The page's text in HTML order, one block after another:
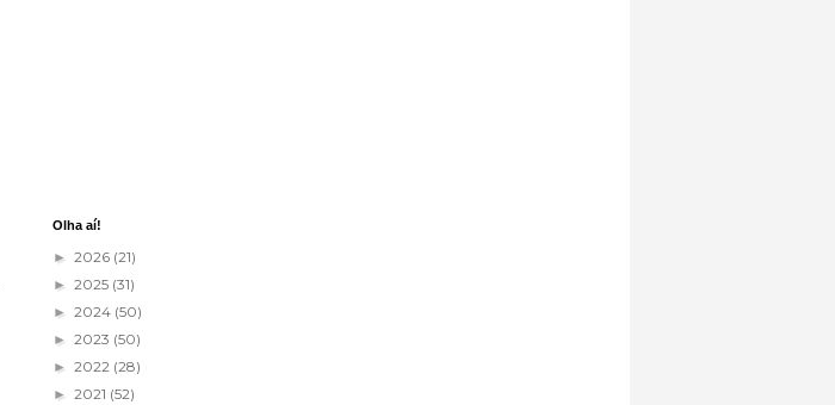
Olha aí!
► 2026 (21)
► 2025 (31)
► 2024 (50)
► 2023 (50)
► 2022 (28)
► 2021 (52)